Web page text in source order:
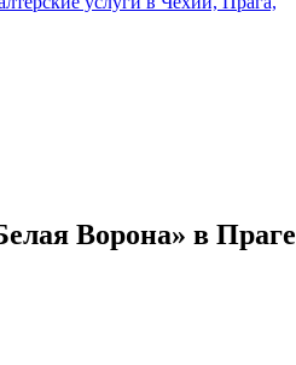
Ворона» в Праге